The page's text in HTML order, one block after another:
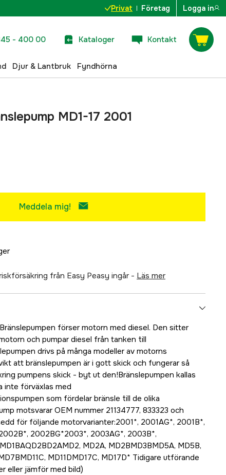
Privat Företag Logga in
- 400 00 Kataloger Kontakt
Djur & Lantbruk Fyndhörna
MD1-17 2001
Meddela mig!
från Easy Peasy ingår - läs mer
förser motorn med diesel. Den sitter
och pumpar diesel från tanken till
drivs på många modeller av motorns
att bränslepumpen är i gott skick och fungerar så
pumpens skick - byt ut den!Bränslepumpen kallas
inte förväxlas med
som fördelar bränsle till de olika
motsvarar OEM nummer 21134777, 833323 och
för följande motorvarianter:2001*, 2001AG*, 2001B*,
2002BG*2003*, 2003AG*, 2003B*,
MD2A, MD2BMD3BMD5A, MD5B,
MD11DMD17C, MD17D* Tidigare utförande
eller jämför med bild)